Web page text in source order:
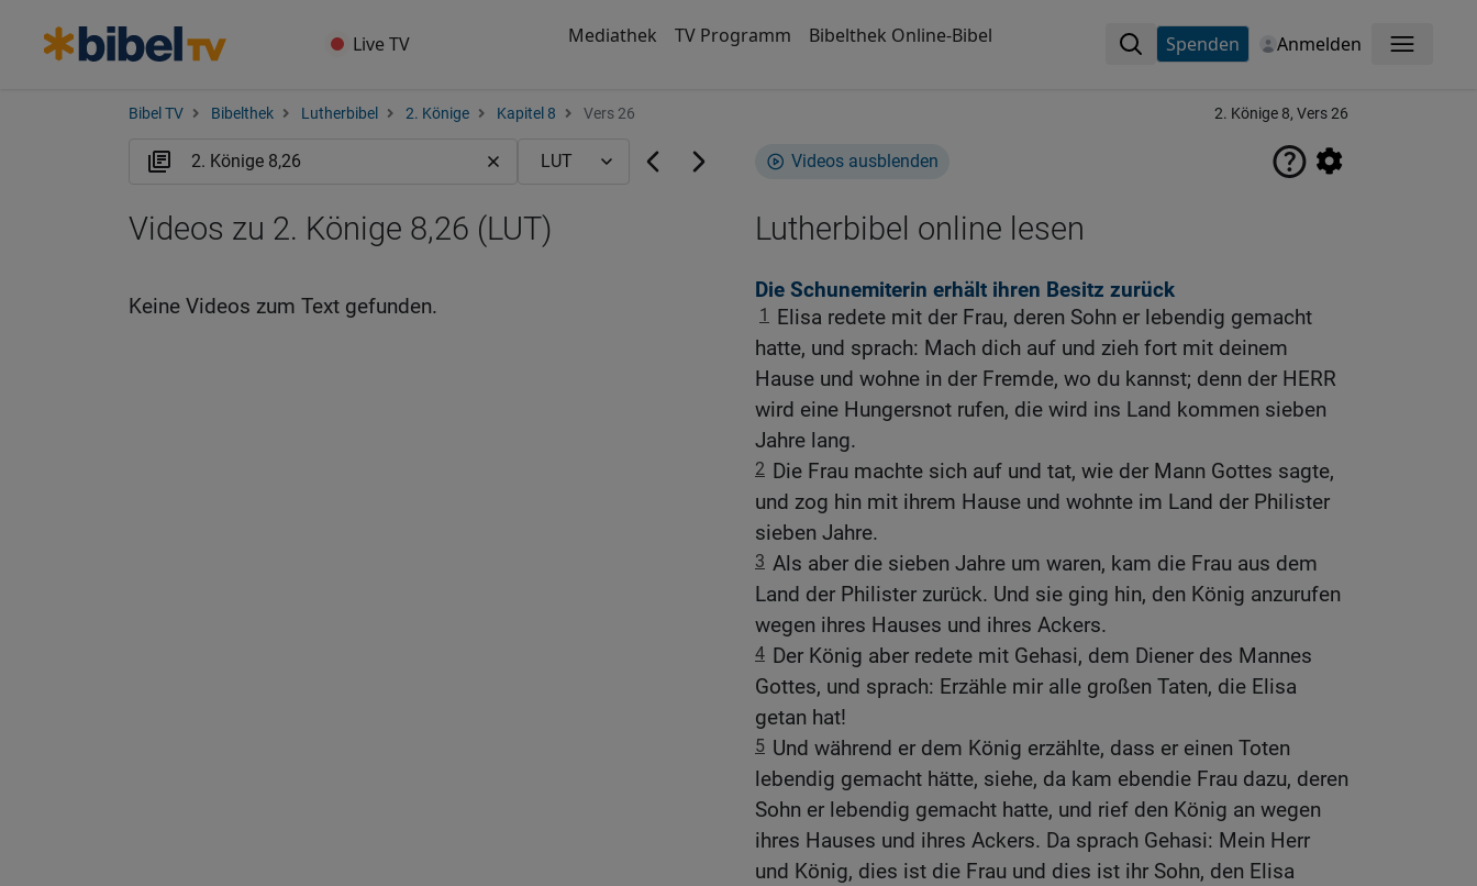
Live TV Mediathek TV Programm Bibelthek Online-Bibel Spenden Anmelden Menü
Bibel TV Bibelthek Lutherbibel 2. Könige Kapitel 8 Vers 26 2. Könige 8, Vers 26
Videos ausblenden
Lutherbibel online lesen
Die Schunemiterin erhält ihren Besitz zurück
1
Elisa redete mit der Frau, deren Sohn er lebendig gemacht
hatte, und sprach: Mach dich auf und zieh fort mit deinem
Hause und wohne in der Fremde, wo du kannst; denn der HERR
wird eine Hungersnot rufen, die wird ins Land kommen sieben
Jahre lang.
2 Die Frau machte sich auf und tat, wie der Mann Gottes sagte,
und zog hin mit ihrem Hause und wohnte im Land der Philister
sieben Jahre.
3 Als aber die sieben Jahre um waren, kam die Frau aus dem
Land der Philister zurück. Und sie ging hin, den König anzurufen
wegen ihres Hauses und ihres Ackers.
4 Der König aber redete mit Gehasi, dem Diener des Mannes
Gottes, und sprach: Erzähle mir alle großen Taten, die Elisa
getan hat!
5 Und während er dem König erzählte, dass er einen Toten
lebendig gemacht hätte, siehe, da kam ebendie Frau dazu, deren
Sohn er lebendig gemacht hatte, und rief den König an wegen
ihres Hauses und ihres Ackers. Da sprach Gehasi: Mein Herr
und König, dies ist die Frau und dies ist ihr Sohn, den Elisa
Videos zu 2. Könige 8,26 (LUT)
Keine Videos zum Text gefunden.